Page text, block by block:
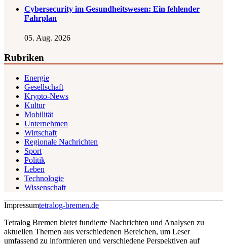
Cybersecurity im Gesundheitswesen: Ein fehlender
Fahrplan
05. Aug. 2026
Rubriken
Energie
Gesellschaft
Krypto-News
Kultur
Mobilität
Unternehmen
Wirtschaft
Regionale Nachrichten
Sport
Politik
Leben
Technologie
Wissenschaft
Impressumtetralog-bremen.de
Tetralog Bremen bietet fundierte Nachrichten und Analysen zu
aktuellen Themen aus verschiedenen Bereichen, um Leser
umfassend zu informieren und verschiedene Perspektiven auf